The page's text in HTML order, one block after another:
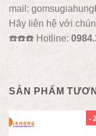
mail:
Hãy liên hệ với
☎️☎️☎️ Hotline:
SẢN PHẨM
-